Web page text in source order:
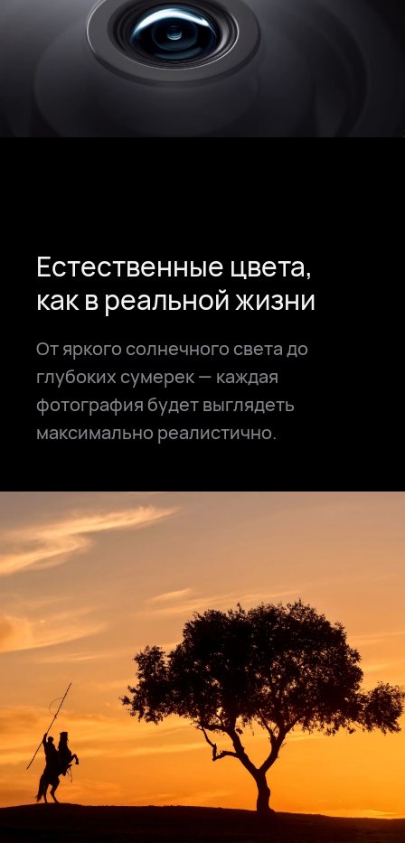
Естественные цвета,
как в реальной жизни
От яркого солнечного света до
глубоких сумерек — каждая
фотография будет выглядеть
максимально реалистично.